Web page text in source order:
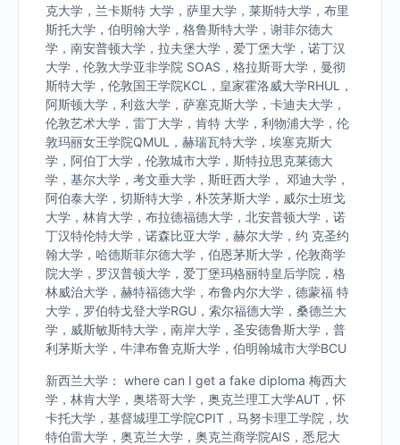
克大学，兰卡斯特 大学，萨里大学，莱斯特大学，布里
斯托大学，伯明翰大学，格鲁斯特大学，谢菲尔德大
学，南安普顿大学，拉夫堡大学，爱丁堡大学，诺丁汉
大学，伦敦大学亚非学院 SOAS，格拉斯哥大学，曼彻
斯特大学，伦敦国王学院KCL，皇家霍洛威大学RHUL，
阿斯顿大学，利兹大学，萨塞克斯大学，卡迪夫大学，
伦敦艺术大学，雷丁大学，肯特 大学，利物浦大学，伦
敦玛丽女王学院QMUL，赫瑞瓦特大学，埃塞克斯大
学，阿伯丁大学，伦敦城市大学，斯特拉思克莱德大
学，基尔大学，考文垂大学，斯旺西大学， 邓迪大学，
阿伯泰大学，切斯特大学，朴茨茅斯大学，威尔士班戈
大学，林肯大学，布拉德福德大学，北安普顿大学，诺
丁汉特伦特大学，诺森比亚大学，赫尔大学，约 克圣约
翰大学，哈德斯菲尔德大学，伯恩茅斯大学，伦敦商学
院大学，罗汉普顿大学，爱丁堡玛格丽特皇后学院，格
林威治大学，赫特福德大学，布鲁内尔大学，德蒙福 特
大学，罗伯特戈登大学RGU，索尔福德大学，桑德兰大
学，威斯敏斯特大学，南岸大学，圣安德鲁斯大学，普
利茅斯大学，牛津布鲁克斯大学，伯明翰城市大学BCU
新西兰大学： where can I get a fake diploma 梅西大
学，林肯大学，奥塔哥大学，奥克兰理工大学AUT，怀
卡托大学，基督城理工学院CPIT，马努卡理工学院，坎
特伯雷大学，奥克兰大学，奥克兰商学院AIS，悉尼大